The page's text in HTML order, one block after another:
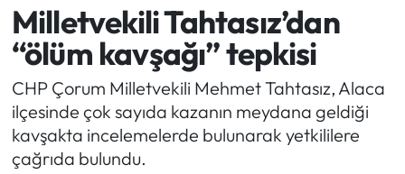
Milletvekili Tahtasız’dan
“ölüm kavşağı” tepkisi
CHP Çorum Milletvekili Mehmet Tahtasız, Alaca
ilçesinde çok sayıda kazanın meydana geldiği
kavşakta incelemelerde bulunarak yetkililere
çağrıda bulundu.
Bilgi - Keşfet Haberleri
Bilim ve Teknoloji
Boğazkale Haberleri
Çorum Haberleri
Çorum Namaz Vakitleri
Çorum Trafik Yoğunluk Haritası
TFF 1.Lig Puan Durumu ve Fikstür
Tüm Manşetler